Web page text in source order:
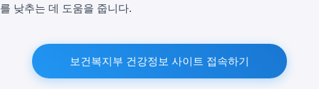
를 낮추는 데 도움을 줍니다.
보건복지부 건강정보 사이트 접속하기